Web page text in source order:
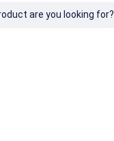
are you looking for?